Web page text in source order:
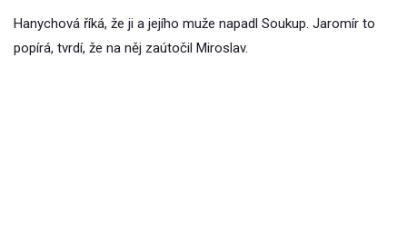
Hanychová říká, že ji a jejího muže napadl Soukup. Jaromír to
popírá, tvrdí, že na něj zaútočil Miroslav.